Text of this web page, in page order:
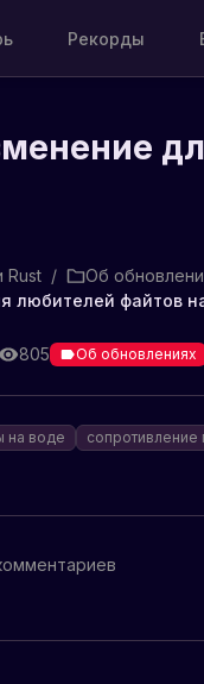
Рекорды
Rust / Об
любителей файтов
805 Об обновлениях
на воде сопротивление